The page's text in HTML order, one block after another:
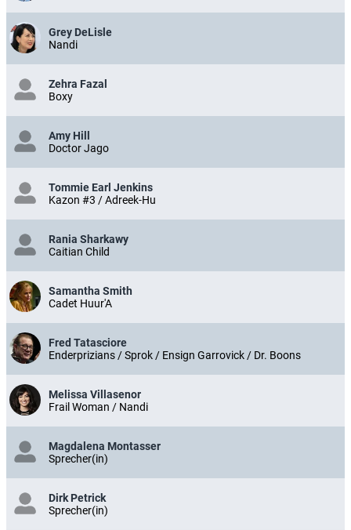
Grey DeLisle
Nandi
Zehra Fazal
Boxy
Amy Hill
Doctor Jago
Tommie Earl Jenkins
Kazon #3 / Adreek-Hu
Rania Sharkawy
Caitian Child
Samantha Smith
Cadet Huur'A
Fred Tatasciore
Enderprizians / Sprok / Ensign Garrovick / Dr. Boons
Melissa Villasenor
Frail Woman / Nandi
Magdalena Montasser
Sprecher(in)
Dirk Petrick
Sprecher(in)